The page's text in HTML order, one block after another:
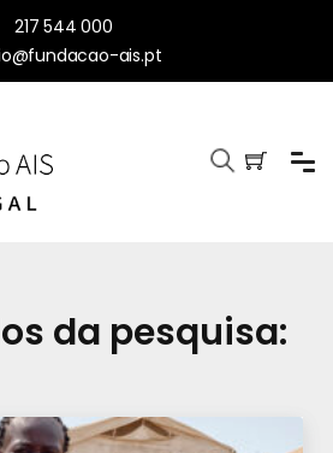
217 544 000
ais.pt
da pesquisa: